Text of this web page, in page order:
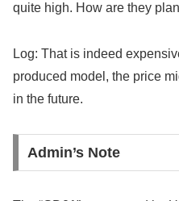
quite high. How are they
Log: That is indeed
produced model, the price
in the future.
Admin’s Note